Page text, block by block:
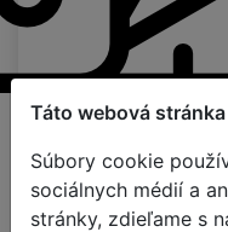
Táto webová
Súbory cookie
sociálnych médií a
stránky, zdieľame s
Stránka pre
Farba